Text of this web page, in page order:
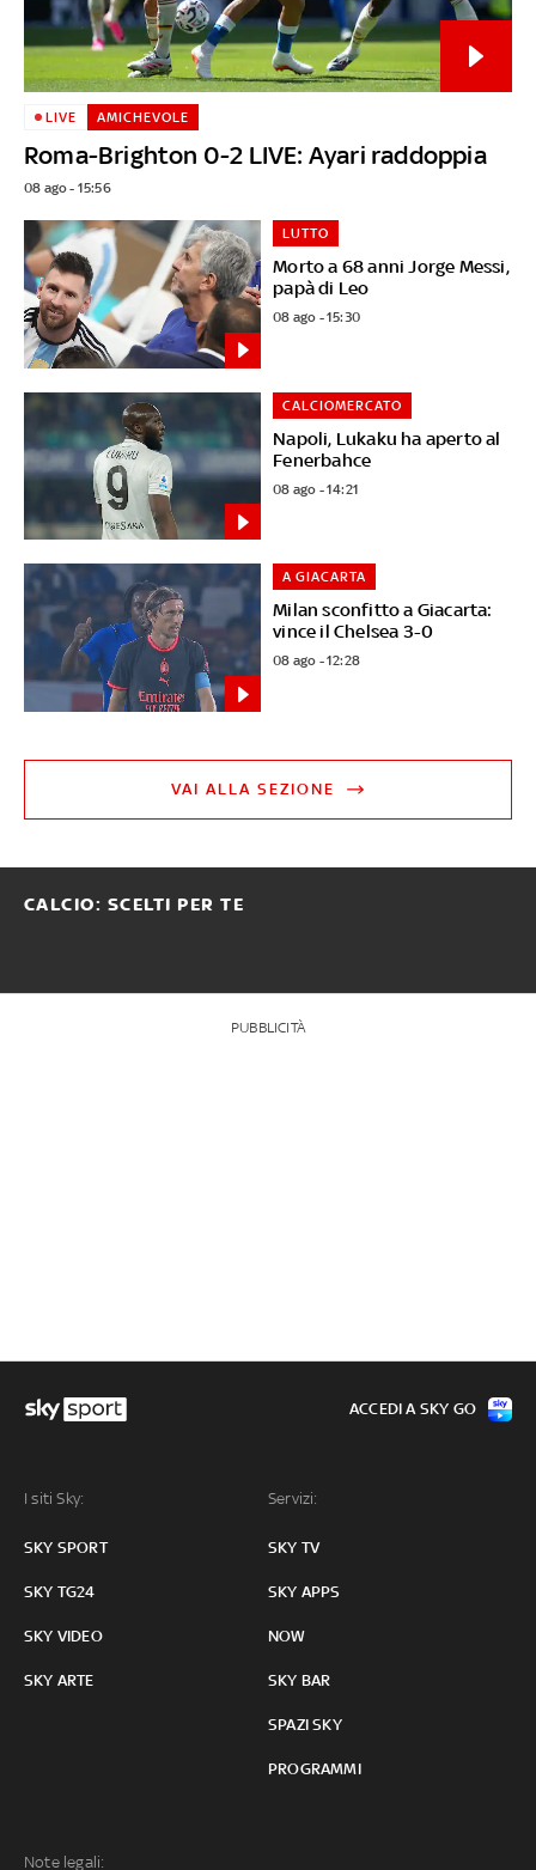
Roma-Brighton 0-2 LIVE: Ayari raddoppia
LIVE AMICHEVOLE
08 ago - 15:56
Morto a 68 anni Jorge Messi,
papà di Leo
LUTTO
08 ago - 15:30
Napoli, Lukaku ha aperto al
Fenerbahce
CALCIOMERCATO
08 ago - 14:21
Milan sconfitto a Giacarta:
vince il Chelsea 3-0
A GIACARTA
08 ago - 12:28
VAI ALLA SEZIONE
CALCIO: SCELTI PER TE
PUBBLICITÀ
I siti Sky:
SKY SPORT
SKY TG24
SKY VIDEO
SKY ARTE
Servizi:
SKY TV
SKY APPS
NOW
SKY BAR
SPAZI SKY
PROGRAMMI
Note legali:
ACCEDI A SKY GO